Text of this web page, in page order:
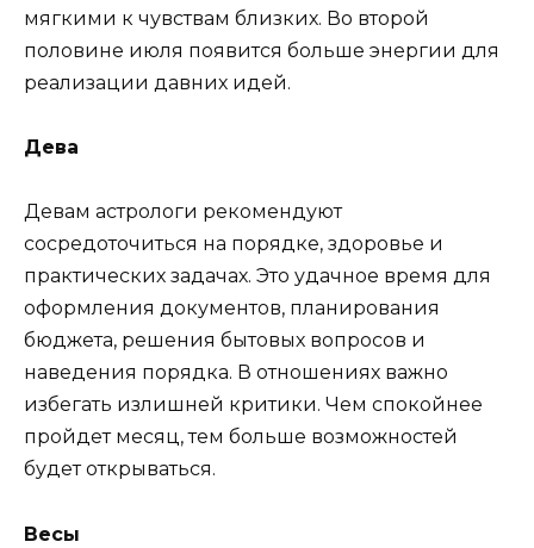
мягкими к чувствам близких. Во второй
половине июля появится больше энергии для
реализации давних идей.
Дева
Девам астрологи рекомендуют
сосредоточиться на порядке, здоровье и
практических задачах. Это удачное время для
оформления документов, планирования
бюджета, решения бытовых вопросов и
наведения порядка. В отношениях важно
избегать излишней критики. Чем спокойнее
пройдет месяц, тем больше возможностей
будет открываться.
Весы